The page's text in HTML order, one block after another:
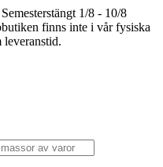
1/8 - 10/8
finns inte i vår fysiska